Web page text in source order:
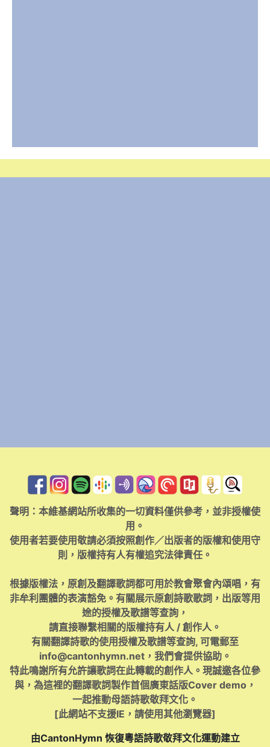
聲明：本維基網站所收集的一切資料僅供參考，並非授權使
用。
使用者若要使用敬請必須按照創作／出版者的版權和使用守
則，版權持有人有權追究法律責任。
根據版權法，原創及翻譯歌詞都可用於教會聚會內頌唱，有
非牟利團體的表演豁免。有關展示原創詩歌歌詞，出版等用
途的授權及歌譜等查詢，
請直接聯繫相關的版權持有人 / 創作人。
有關翻譯詩歌的使用授權及歌譜等查詢, 可電郵至
info@cantonhymn.net，我們會提供協助。
特此鳴謝所有允許讓歌詞在此轉載的創作人。現誠邀各位參
與，為這裡的翻譯歌詞製作首個廣東話版Cover demo，
一起推動母語詩歌敬拜文化。
[此網站不支援IE，請使用其他瀏覽器]
由CantonHymn 恢復粵語詩歌敬拜文化運動建立